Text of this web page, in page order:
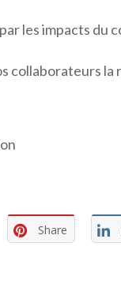
les impacts du
collaborateurs
Share